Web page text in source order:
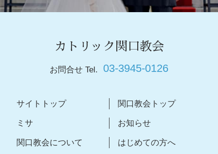
カトリック関口教会
お問合せ Tel. 03-3945-0126
サイトトップ 関口教会トップ
ミサ お知らせ
関口教会について はじめての方へ